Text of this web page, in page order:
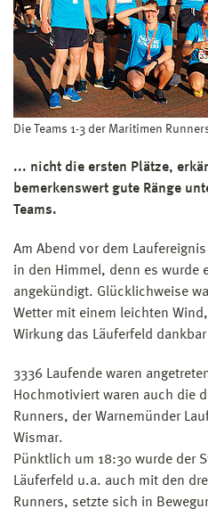
Die Teams 1-3 der Maritimen
... nicht die ersten Plätze,
bemerkenswert gute Ränge
Teams.
Am Abend vor dem
in den Himmel, denn es wurde
angekündigt. Glücklichweise
Wetter mit einem leichten
Wirkung das Läuferfeld
3336 Laufende waren
Hochmotiviert waren auch die
Runners, der Warnemünder
Wismar.
Pünktlich um 18:30 wurde der
Läuferfeld u.a. auch mit den
Runners, setzte sich in